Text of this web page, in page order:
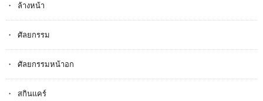
ล้างหน้า
ศัลยกรรม
ศัลยกรรมหน้าอก
สกินแคร์